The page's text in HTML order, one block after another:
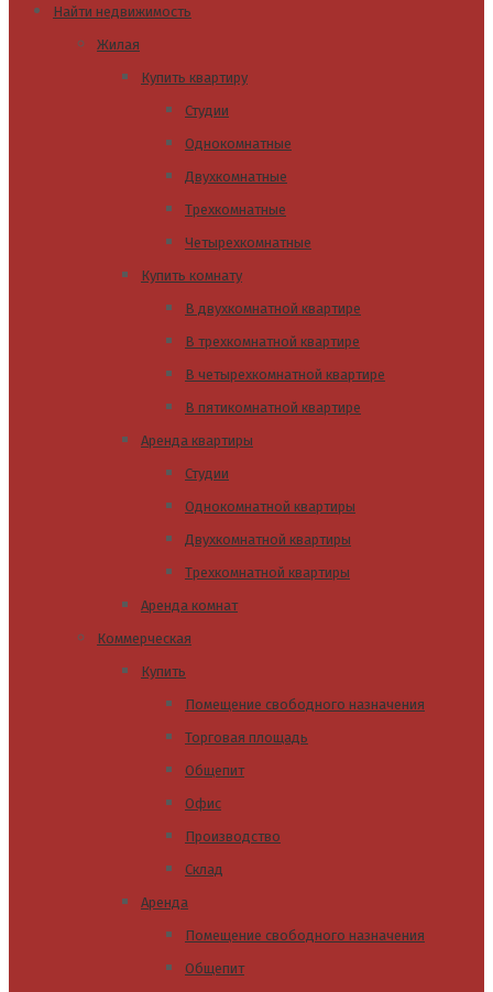
Найти недвижимость
Жилая
Купить квартиру
Студии
Однокомнатные
Двухкомнатные
Трехкомнатные
Четырехкомнатные
Купить комнату
В двухкомнатной квартире
В трехкомнатной квартире
В четырехкомнатной квартире
В пятикомнатной квартире
Аренда квартиры
Студии
Однокомнатной квартиры
Двухкомнатной квартиры
Трехкомнатной квартиры
Аренда комнат
Коммерческая
Купить
Помещение свободного назначения
Торговая площадь
Общепит
Офис
Производство
Склад
Аренда
Помещение свободного назначения
Общепит